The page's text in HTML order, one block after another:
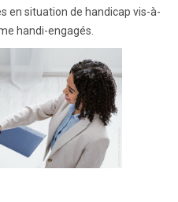
en situation de handicap vis-à-
handi-engagés.